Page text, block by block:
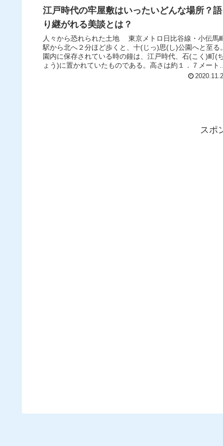
江戸時代の牢屋敷はいったいどんな場所？語
り継がれる美談とは？
人々から恐れられた土地 東京メトロ日比谷線・小伝馬
駅から北へ２分ほど歩くと、十(じっ)思(し)公園へと至る
園内に保存されている時の鐘は、江戸時代、石(こく)町(
ょう)に置かれていたものである。高さは約１．７メート
スポ